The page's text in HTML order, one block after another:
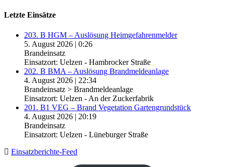
Letzte Einsätze
203. B HGM – Auslösung Heimgefahrenmelder
5. August 2026 | 0:26
Brandeinsatz
Einsatzort: Uelzen - Hambrocker Straße
202. B BMA – Auslösung Brandmeldeanlage
4. August 2026 | 22:34
Brandeinsatz > Brandmeldeanlage
Einsatzort: Uelzen - An der Zuckerfabrik
201. B1 VEG – Brand Vegetation Gartengrundstück
4. August 2026 | 20:19
Brandeinsatz
Einsatzort: Uelzen - Lüneburger Straße
Einsatzberichte-Feed